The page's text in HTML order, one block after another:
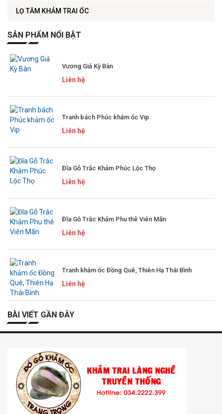
LỌ TĂM KHẢM TRAI ỐC
SẢN PHẨM NỔI BẬT
Vương Giả Kỳ Bàn
Liên hệ
Tranh bách Phúc khảm ốc Vip
Liên hệ
Đĩa Gỗ Trắc Khảm Phúc Lộc Thọ
Liên hệ
Đĩa Gỗ Trắc Khảm Phu thê Viên Mãn
Liên hệ
Tranh khảm ốc Đồng Quê, Thiên Hạ Thái Bình
Liên hệ
BÀI VIẾT GẦN ĐÂY